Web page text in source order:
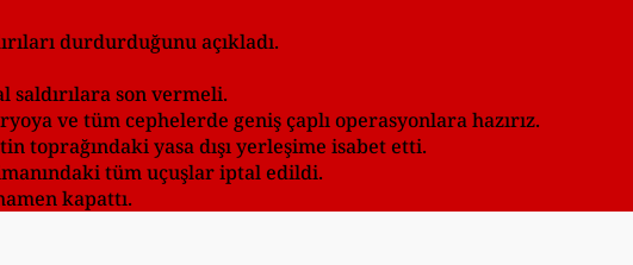
durdurduğunu açıkladı.
saldırılara son vermeli.
ve tüm cephelerde geniş çaplı operasyonlara hazırız.
toprağındaki yasa dışı yerleşime isabet etti.
tüm uçuşlar iptal edildi.
kapattı.